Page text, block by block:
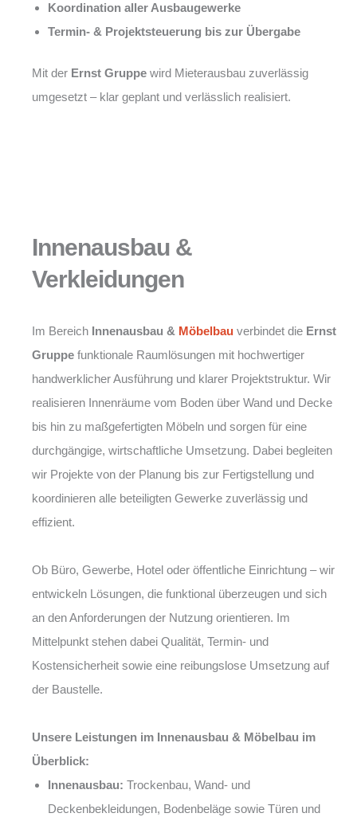
Koordination aller Ausbaugewerke
Termin- & Projektsteuerung bis zur Übergabe
Mit der Ernst Gruppe wird Mieterausbau zuverlässig
umgesetzt – klar geplant und verlässlich realisiert.
Innenausbau &
Verkleidungen
Im Bereich Innenausbau & Möbelbau verbindet die Ernst
Gruppe funktionale Raumlösungen mit hochwertiger
handwerklicher Ausführung und klarer Projektstruktur. Wir
realisieren Innenräume vom Boden über Wand und Decke
bis hin zu maßgefertigten Möbeln und sorgen für eine
durchgängige, wirtschaftliche Umsetzung. Dabei begleiten
wir Projekte von der Planung bis zur Fertigstellung und
koordinieren alle beteiligten Gewerke zuverlässig und
effizient.
Ob Büro, Gewerbe, Hotel oder öffentliche Einrichtung – wir
entwickeln Lösungen, die funktional überzeugen und sich
an den Anforderungen der Nutzung orientieren. Im
Mittelpunkt stehen dabei Qualität, Termin- und
Kostensicherheit sowie eine reibungslose Umsetzung auf
der Baustelle.
Unsere Leistungen im Innenausbau & Möbelbau im
Überblick:
Innenausbau: Trockenbau, Wand- und
Deckenbekleidungen, Bodenbeläge sowie Türen und